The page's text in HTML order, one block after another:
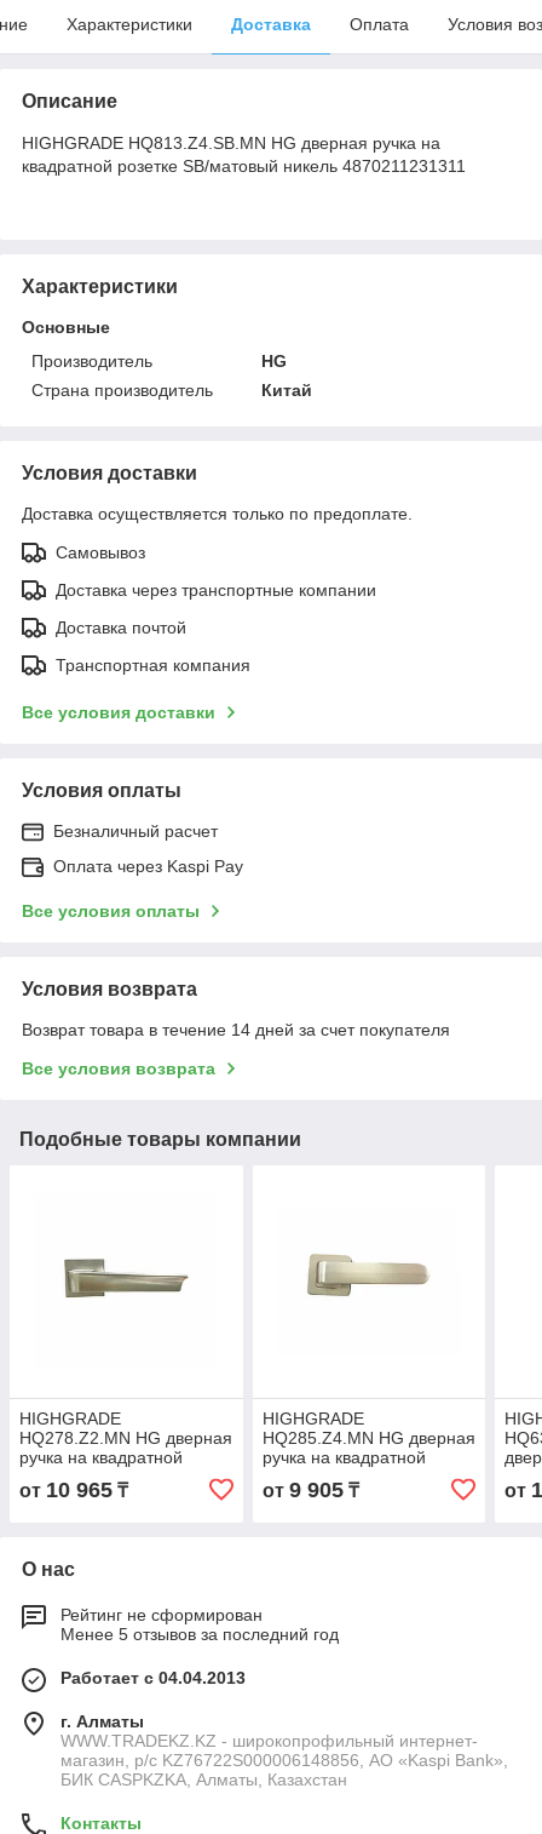
Характеристики Доставка Оплата Условия
Описание
HIGHGRADE HQ813.Z4.SB.MN HG дверная ручка на
квадратной розетке SB/матовый никель 4870211231311
Характеристики
Основные
Производитель
HG
Страна производитель
Китай
Условия доставки
Доставка осуществляется только по предоплате.
Самовывоз
Доставка через транспортные компании
Доставка почтой
Транспортная компания
Все условия доставки
Условия оплаты
Безналичный расчет
Оплата через Kaspi Pay
Все условия оплаты
Условия возврата
Возврат товара в течение 14 дней за счет покупателя
Все условия возврата
Подобные товары компании
HIGHGRADE
HQ278.Z2.MN HG дверная
ручка на квадратной
розетке матовый никель
4870211231397
от 10 965 ₸
HIGHGRADE
HQ285.Z4.MN HG дверная
ручка на квадратной
розетке матовый никель
4870211231274
от 9 905₸ от
О нас
Рейтинг не сформирован
Менее 5 отзывов за последний год
Работает с 04.04.2013
г. Алматы
WWW.TRADEKZ.KZ - широкопрофильный интернет-
магазин, р/с KZ76722S000006148856, АО «Kaspi Bank»,
БИК CASPKZKA, Алматы, Казахстан
Контакты